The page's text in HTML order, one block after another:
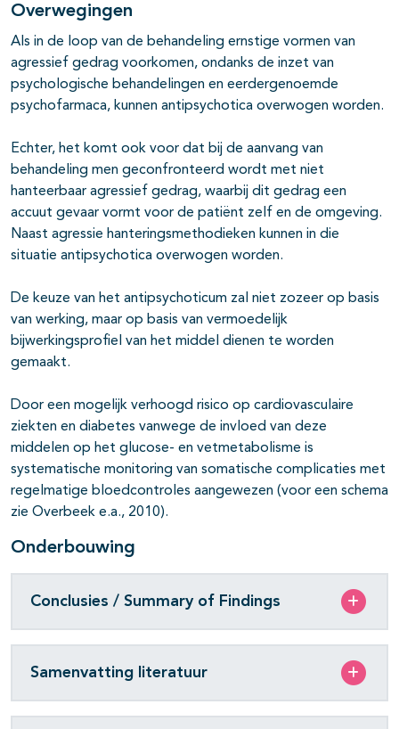
Overwegingen
Als in de loop van de behandeling ernstige vormen van
agressief gedrag voorkomen, ondanks de inzet van
psychologische behandelingen en eerdergenoemde
psychofarmaca, kunnen antipsychotica overwogen worden.
Echter, het komt ook voor dat bij de aanvang van
behandeling men gecon­fronteerd wordt met niet
hanteerbaar agressief gedrag, waarbij dit gedrag een
accuut gevaar vormt voor de patiënt zelf en de omgeving.
Naast agressie hanteringsmethodieken kunnen in die
situatie antipsychotica overwogen worden.
De keuze van het antipsychoticum zal niet zozeer op basis
van werking, maar op basis van vermoedelijk
bijwerkingsprofiel van het middel dienen te worden
gemaakt.
Door een mogelijk verhoogd risico op cardiovasculaire
ziekten en diabetes vanwege de invloed van deze
middelen op het glucose- en vetmetabolisme is
systematische monitoring van somatische complicaties met
regelmatige bloedcontroles aangewezen (voor een schema
zie Overbeek e.a., 2010).
Onderbouwing
Conclusies / Summary of Findings
Samenvatting literatuur